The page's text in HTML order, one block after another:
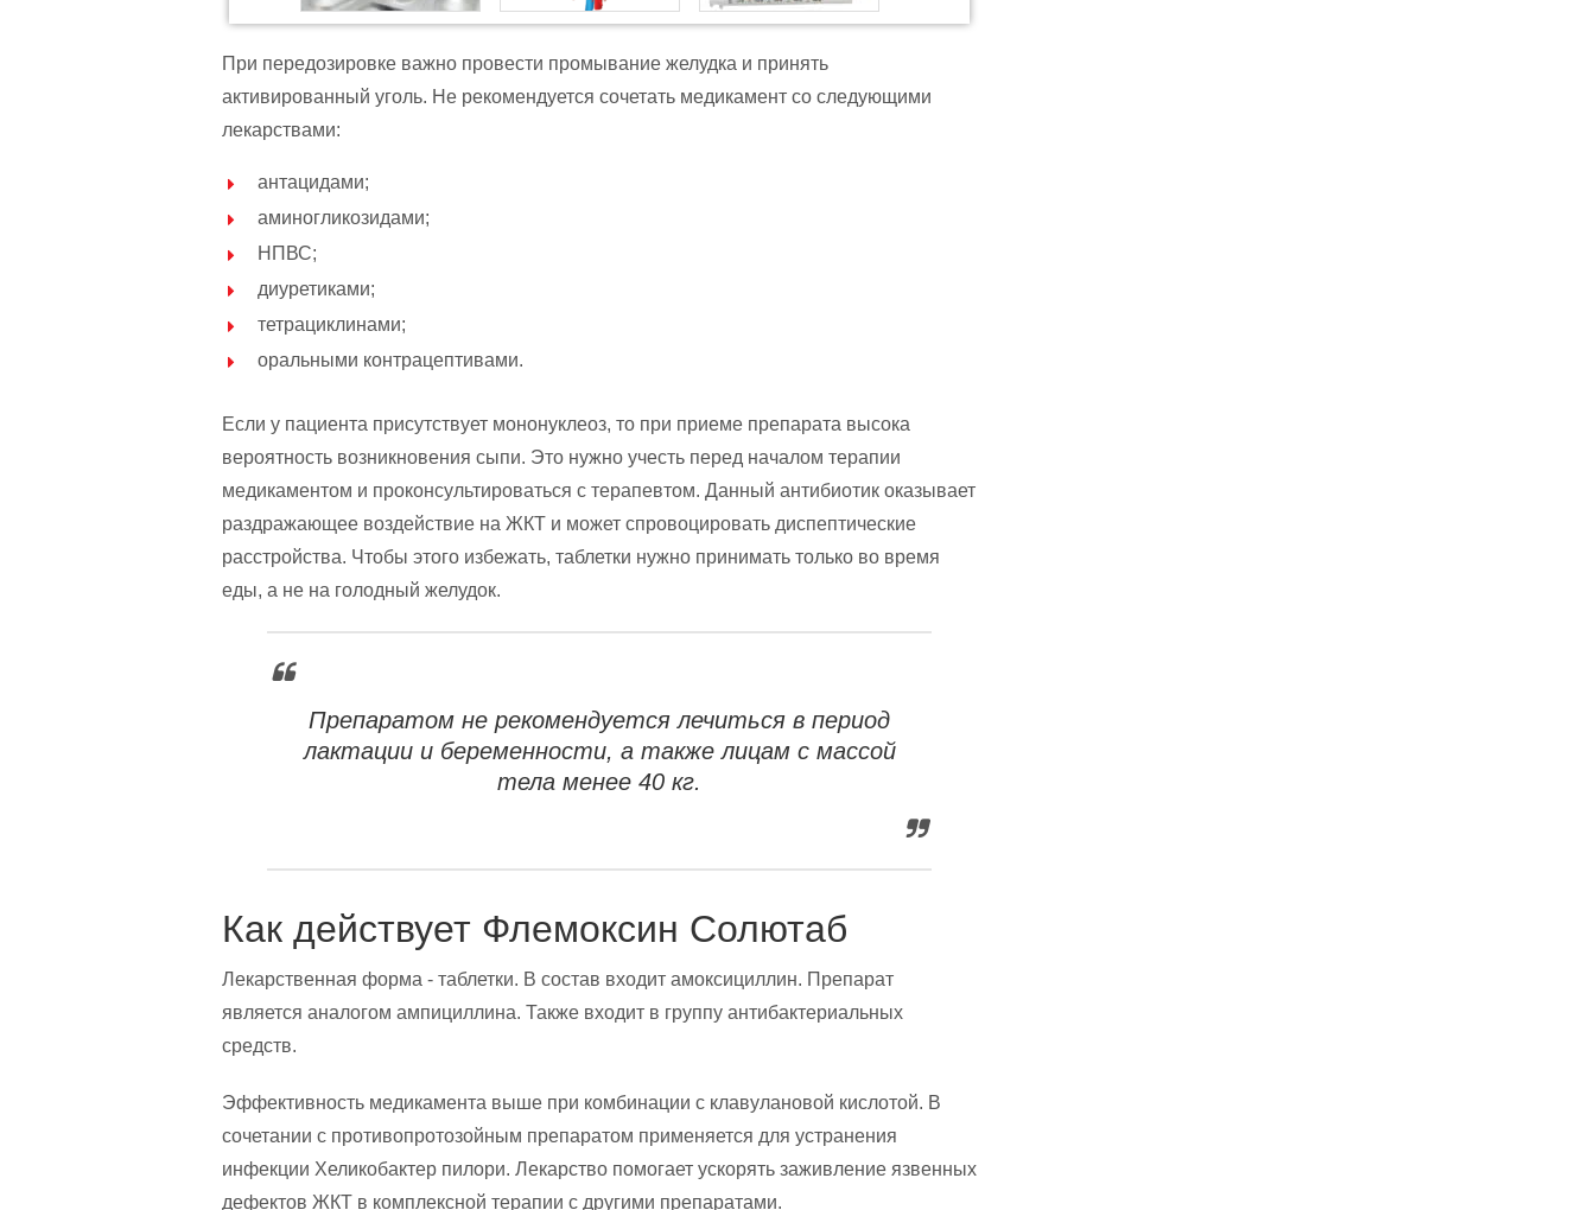
При передозировке важно провести промывание желудка и принять
активированный уголь. Не рекомендуется сочетать медикамент со следующими
лекарствами:
антацидами;
аминогликозидами;
НПВС;
диуретиками;
тетрациклинами;
оральными контрацептивами.
Если у пациента присутствует мононуклеоз, то при приеме препарата высока
вероятность возникновения сыпи. Это нужно учесть перед началом терапии
медикаментом и проконсультироваться с терапевтом. Данный антибиотик оказывает
раздражающее воздействие на ЖКТ и может спровоцировать диспептические
расстройства. Чтобы этого избежать, таблетки нужно принимать только во время
еды, а не на голодный желудок.
Препаратом не рекомендуется лечиться в период
лактации и беременности, а также лицам с массой
тела менее 40 кг.
Как действует Флемоксин Солютаб
Лекарственная форма - таблетки. В состав входит амоксициллин. Препарат
является аналогом ампициллина. Также входит в группу антибактериальных
средств.
Эффективность медикамента выше при комбинации с клавулановой кислотой. В
сочетании с противопротозойным препаратом применяется для устранения
инфекции Хеликобактер пилори. Лекарство помогает ускорять заживление язвенных
дефектов ЖКТ в комплексной терапии с другими препаратами.